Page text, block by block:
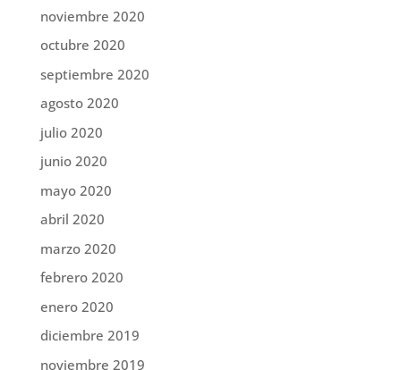
noviembre 2020
octubre 2020
septiembre 2020
agosto 2020
julio 2020
junio 2020
mayo 2020
abril 2020
marzo 2020
febrero 2020
enero 2020
diciembre 2019
noviembre 2019